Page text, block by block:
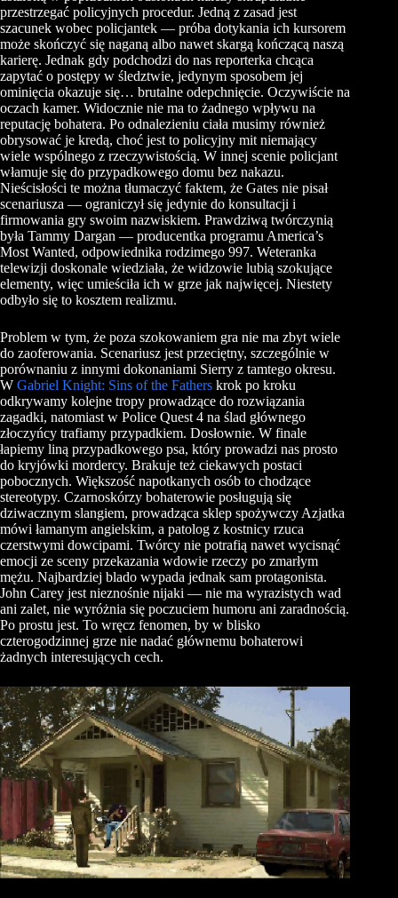
przestrzegać policyjnych procedur. Jedną z zasad jest
szacunek wobec policjantek — próba dotykania ich kursorem
może skończyć się naganą albo nawet skargą kończącą naszą
karierę. Jednak gdy podchodzi do nas reporterka chcąca
zapytać o postępy w śledztwie, jedynym sposobem jej
ominięcia okazuje się… brutalne odepchnięcie. Oczywiście na
oczach kamer. Widocznie nie ma to żadnego wpływu na
reputację bohatera. Po odnalezieniu ciała musimy również
obrysować je kredą, choć jest to policyjny mit niemający
wiele wspólnego z rzeczywistością. W innej scenie policjant
włamuje się do przypadkowego domu bez nakazu.
Nieścisłości te można tłumaczyć faktem, że Gates nie pisał
scenariusza — ograniczył się jedynie do konsultacji i
firmowania gry swoim nazwiskiem. Prawdziwą twórczynią
była Tammy Dargan — producentka programu America’s
Most Wanted, odpowiednika rodzimego 997. Weteranka
telewizji doskonale wiedziała, że widzowie lubią szokujące
elementy, więc umieściła ich w grze jak najwięcej. Niestety
odbyło się to kosztem realizmu.
Problem w tym, że poza szokowaniem gra nie ma zbyt wiele
do zaoferowania. Scenariusz jest przeciętny, szczególnie w
porównaniu z innymi dokonaniami Sierry z tamtego okresu.
W Gabriel Knight: Sins of the Fathers krok po kroku
odkrywamy kolejne tropy prowadzące do rozwiązania
zagadki, natomiast w Police Quest 4 na ślad głównego
złoczyńcy trafiamy przypadkiem. Dosłownie. W finale
łapiemy liną przypadkowego psa, który prowadzi nas prosto
do kryjówki mordercy. Brakuje też ciekawych postaci
pobocznych. Większość napotkanych osób to chodzące
stereotypy. Czarnoskórzy bohaterowie posługują się
dziwacznym slangiem, prowadząca sklep spożywczy Azjatka
mówi łamanym angielskim, a patolog z kostnicy rzuca
czerstwymi dowcipami. Twórcy nie potrafią nawet wycisnąć
emocji ze sceny przekazania wdowie rzeczy po zmarłym
mężu. Najbardziej blado wypada jednak sam protagonista.
John Carey jest nieznośnie nijaki — nie ma wyrazistych wad
ani zalet, nie wyróżnia się poczuciem humoru ani zaradnością.
Po prostu jest. To wręcz fenomen, by w blisko
czterogodzinnej grze nie nadać głównemu bohaterowi
żadnych interesujących cech.